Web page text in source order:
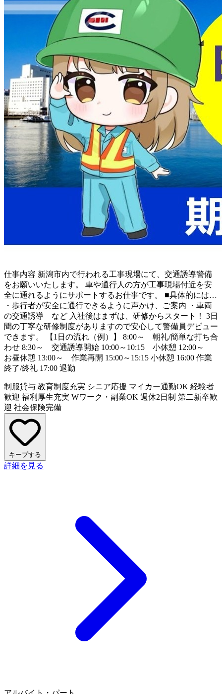
仕事内容 新潟市内で行われる工事現場にて、交通誘導警備
をお願いいたします。 車や通行人の方が工事現場付近を安
全に通れるようにサポートするお仕事です。 ■具体的には…
・歩行者が安全に通行できるように声かけ、ご案内 ・車両
の交通誘導 など 入社後はまずは、研修からスタート！ 3日
間の丁寧な研修制度がありますので安心して警備員デビュー
できます。 【1日の流れ（例）】 8:00～ 朝礼/簡単な打ち合
わせ 8:30～ 交通誘導開始 10:00～10:15 小休憩 12:00～
お昼休憩 13:00～ 作業再開 15:00～15:15 小休憩 16:00 作業
終了/終礼 17:00 退勤
制服貸与 教育制度充実 シニア応援 マイカー通勤OK 経験者
歓迎 福利厚生充実 Wワーク・副業OK 週休2日制 第二新卒歓
迎 社会保険完備
キープする
詳細を見る